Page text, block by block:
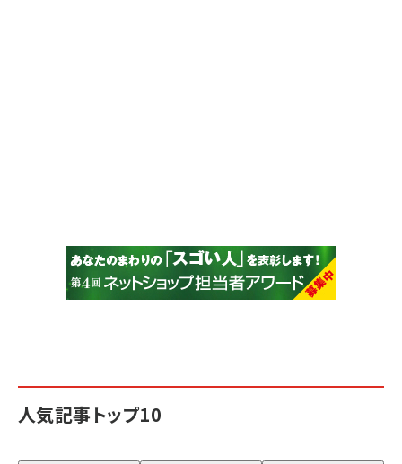
人気記事トップ10